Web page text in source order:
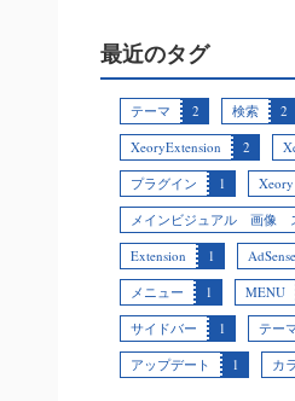
最近のタグ
テーマ 2 検索 2
XeoryExtension
2
プラグイン
1 Xeory
メインビジュアル 画像
Extension
1 AdSense
メニュー
1 MENU
サイドバー
1 テー
アップデート
1 カ